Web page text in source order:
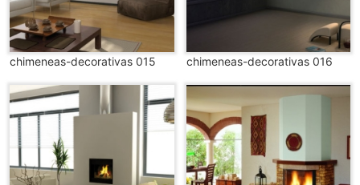
chimeneas-decorativas 015 chimeneas-decorativas 016